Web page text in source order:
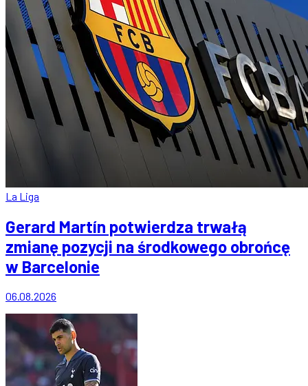
La Liga
Gerard Martín potwierdza trwałą
zmianę pozycji na środkowego obrońcę
w Barcelonie
06.08.2026